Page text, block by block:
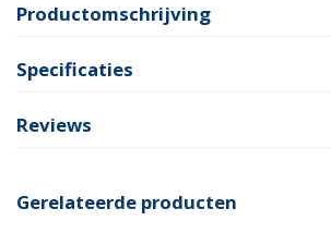
Productomschrijving
Specificaties
Reviews
Gerelateerde producten